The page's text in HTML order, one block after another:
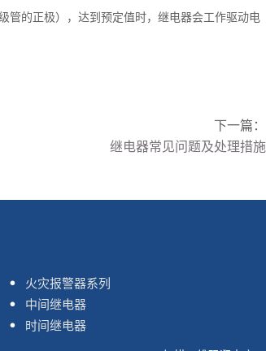
的正极），达到预定值时，继电器会工作驱动电
下一篇：
继电器常见问题及处理措施
火灾报警器系列
中间继电器
时间继电器